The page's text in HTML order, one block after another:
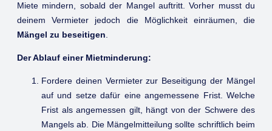
Miete mindern, sobald der Mangel auftritt. Vorher musst du
deinem Vermieter jedoch die Möglichkeit einräumen, die
Mängel zu beseitigen.
Der Ablauf einer Mietminderung:
Fordere deinen Vermieter zur Beseitigung der Mängel
auf und setze dafür eine angemessene Frist. Welche
Frist als angemessen gilt, hängt von der Schwere des
Mangels ab. Die Mängelmitteilung sollte schriftlich beim